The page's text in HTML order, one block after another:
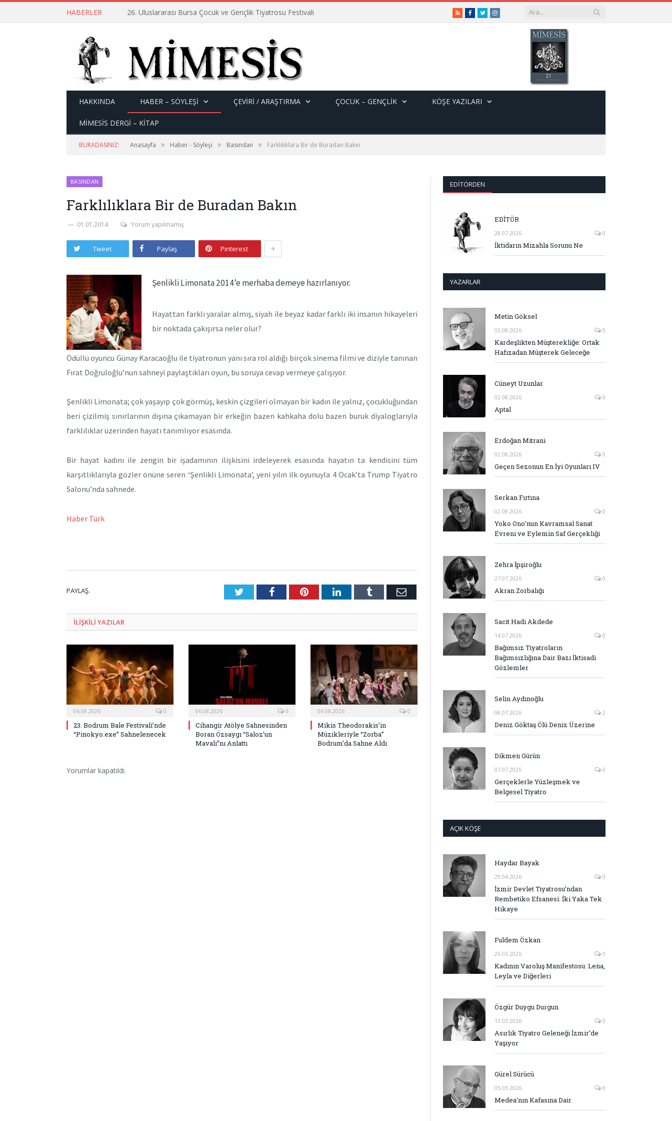
HABERLER 26. Uluslararası Bursa Çocuk ve Gençlik Tiyatrosu Festivali RSSFacebook
TwitterInstagram
HAKKINDA HABER – SÖYLEŞI ÇEVİRİ / ARAŞTIRMA ÇOCUK – GENÇLIK KÖŞE YAZILARI
MİMESİS DERGİ – KİTAP
BURADASINIZ: Anasayfa » Haber - Söyleşi » Basından » Farklılıklara Bir de Buradan Bakın
BASINDAN
Farklılıklara Bir de Buradan Bakın
01.01.2014 Yorum yapılmamış
Tweet Paylaş Pinterest +
Şenlikli Limonata 2014’e merhaba demeye hazırlanıyor.
Hayattan farklı yaralar almış, siyah ile beyaz kadar farklı iki insanın hikayeleri
bir noktada çakışırsa neler olur?
Ödüllü oyuncu Günay Karacaoğlu ile tiyatronun yanı sıra rol aldığı birçok sinema filmi ve diziyle tanınan
Fırat Doğruloğlu’nun sahneyi paylaştıkları oyun, bu soruya cevap vermeye çalışıyor.
Şenlikli Limonata; çok yaşayıp çok görmüş, keskin çizgileri olmayan bir kadın ile yalnız, çocukluğundan
beri çizilmiş sınırlarının dışına çıkamayan bir erkeğin bazen kahkaha dolu bazen buruk diyaloglarıyla
farklılıklar üzerinden hayatı tanımlıyor esasında.
Bir hayat kadını ile zengin bir işadamının ilişkisini irdeleyerek esasında hayatın ta kendisini tüm
karşıtlıklarıyla gözler önüne seren ‘Şenlikli Limonata’, yeni yılın ilk oyunuyla 4 Ocak’ta Trump Tiyatro
Salonu’nda sahnede.
Haber Türk
PAYLAŞ. TwitterFacebookPinterestLinkedInTumblr E-
ILIŞKILI YAZILAR
06.08.2026 0
23. Bodrum Bale Festivali’nde
“Pinokyo.exe” Sahnelenecek
06.08.2026 0
Cihangir Atölye Sahnesinden
Boran Özsaygı “Saloz’un
Mavalı”nı Anlattı
06.08.2026 0
Mikis Theodorakis’in
Müzikleriyle “Zorba”
Bodrum’da Sahne Aldı
Yorumlar kapatıldı.
EDITÖRDEN
EDİTÖR
28.07.2026 0
İktidarın Mizahla Sorunu Ne
YAZARLAR
Metin Göksel
03.08.2026 0
Kardeşlikten Müşterekliğe: Ortak
Hafızadan Müşterek Geleceğe
Cüneyt Uzunlar
02.08.2026 0
Aptal
Erdoğan Mitrani
02.08.2026 0
Geçen Sezonun En İyi Oyunları IV
Serkan Fırtına
02.08.2026 0
Yoko Ono’nun Kavramsal Sanat
Evreni ve Eylemin Saf Gerçekliği
Zehra İpşiroğlu
27.07.2026 0
Akran Zorbalığı
Sacit Hadi Akdede
14.07.2026 0
Bağımsız Tiyatroların
Bağımsızlığına Dair Bazı İktisadi
Gözlemler
Selin Aydınoğlu
08.07.2026 2
Deniz Göktaş Ölü Deniz Üzerine
Dikmen Gürün
07.07.2026 0
Gerçeklerle Yüzleşmek ve
Belgesel Tiyatro
AÇIK KÖŞE
Haydar Bayak
29.04.2026 0
İzmir Devlet Tiyatrosu’ndan
Rembetiko Efsanesi: İki Yaka Tek
Hikaye
Fuldem Özkan
26.03.2026 0
Kadının Varoluş Manifestosu: Lena,
Leyla ve Diğerleri
Özgür Duygu Durgun
13.03.2026 0
Asırlık Tiyatro Geleneği İzmir’de
Yaşıyor
Gürel Sürücü
05.03.2026 0
Medea’nın Kafasına Dair